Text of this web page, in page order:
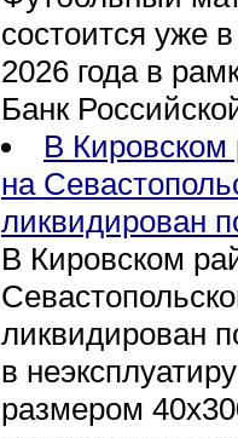
состоится уже
2026 года в
Банк
В Кировском
на
ликвидирован
В Кировском
ликвидирован
в
размером